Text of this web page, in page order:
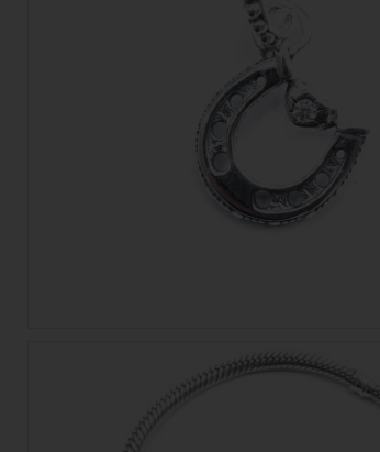
Berloque Flores e Natureza
Berloque Viagem
Berloque Verão